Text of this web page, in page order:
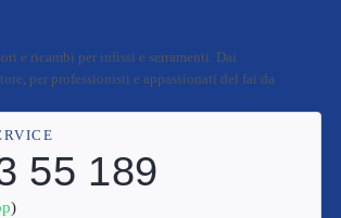
e ricambi per infissi e serramenti. Dai
per professionisti e appassionati del fai da
55 189
)